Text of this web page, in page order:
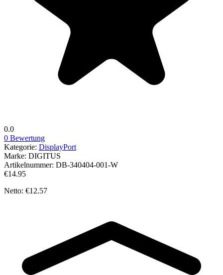
0.0
0 Bewertung
Kategorie: DisplayPort
Marke: DIGITUS
Artikelnummer: DB-340404-001-W
€14.95
Netto: €12.57